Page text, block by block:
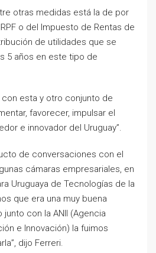
otras medidas está la de por
o del Impuesto de Rentas de
de utilidades que se
5 años en este tipo de
esta y otro conjunto de
favorecer, impulsar el
e innovador del Uruguay”.
de conversaciones con el
cámaras empresariales, en
Uruguaya de Tecnologías de la
que era una muy buena
junto con la ANII (Agencia
e Innovación) la fuimos
dijo Ferreri.